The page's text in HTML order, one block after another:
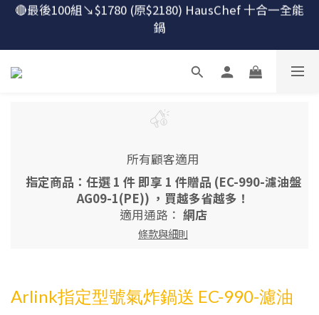
🔴最後100組↘$1780 (原$2180) HausChef 十合一全能
鍋
🔴最後100組↘$1780 (原$2180) HausChef 十合一全能
鍋
怕買了不會用？！跟楊桃買萬用鍋才有送獨家食譜！
炒鍋
🔴最後100組↘$1780 (原$2180) HausChef 十合一全能
所有顧客適用
指定商品：任選 1 件 即享 1 件贈品 (EC-990-濾油盤
AG09-1(PE)) ，買越多省越多！
適用通路： 網店
條款與細則
Arlink指定型號氣炸鍋送 EC-990-濾油